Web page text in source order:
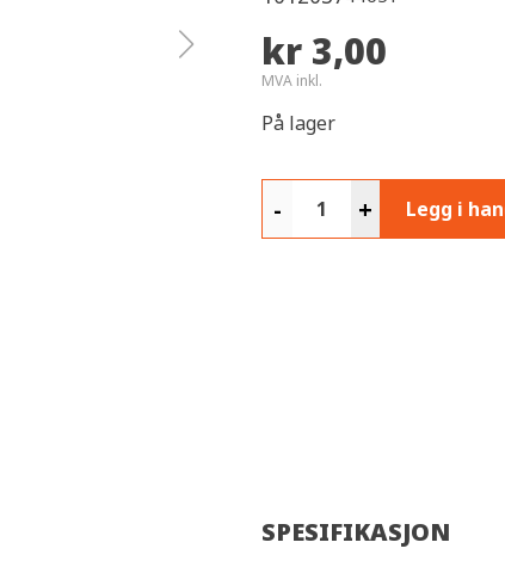
kr 3,00
MVA inkl.
På lager
- + Legg i
SPESIFIKASJON